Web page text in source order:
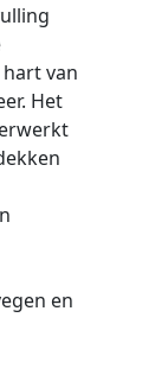
van
Het
en